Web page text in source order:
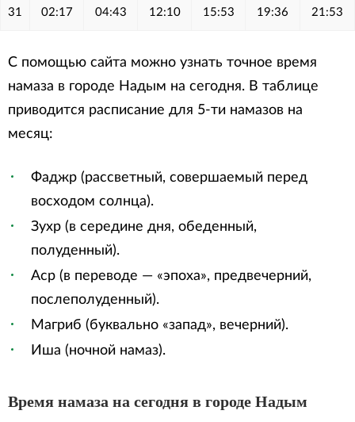
31 02:17 04:43 12:10 15:53 19:36 21:53
С помощью сайта можно узнать точное время
намаза в городе Надым на сегодня. В таблице
приводится расписание для 5-ти намазов на
месяц:
Фаджр (рассветный, совершаемый перед
восходом солнца).
Зухр (в середине дня, обеденный,
полуденный).
Аср (в переводе — «эпоха», предвечерний,
послеполуденный).
Магриб (буквально «запад», вечерний).
Иша (ночной намаз).
Время намаза на сегодня в городе Надым